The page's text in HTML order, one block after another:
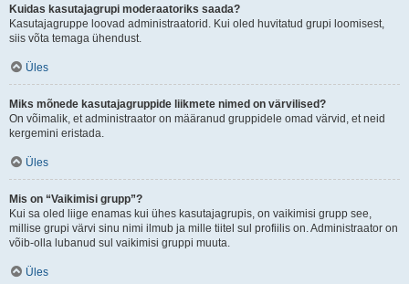
Kuidas kasutajagrupi moderaatoriks saada?
Kasutajagruppe loovad administraatorid. Kui oled huvitatud grupi loomisest,
siis võta temaga ühendust.
Üles
Miks mõnede kasutajagruppide liikmete nimed on värvilised?
On võimalik, et administraator on määranud gruppidele omad värvid, et neid
kergemini eristada.
Üles
Mis on “Vaikimisi grupp”?
Kui sa oled liige enamas kui ühes kasutajagrupis, on vaikimisi grupp see,
millise grupi värvi sinu nimi ilmub ja mille tiitel sul profiilis on. Administraator on
võib-olla lubanud sul vaikimisi gruppi muuta.
Üles